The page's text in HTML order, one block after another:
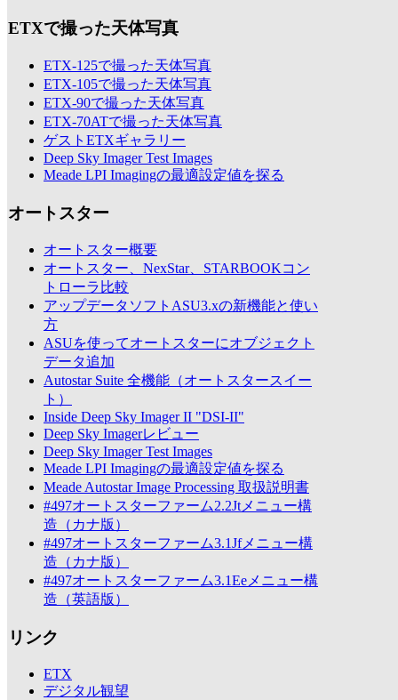
ETXで撮った天体写真
ETX-125で撮った天体写真
ETX-105で撮った天体写真
ETX-90で撮った天体写真
ETX-70ATで撮った天体写真
ゲストETXギャラリー
Deep Sky Imager Test Images
Meade LPI Imagingの最適設定値を探る
オートスター
オートスター概要
オートスター、NexStar、STARBOOKコン
トローラ比較
アップデータソフトASU3.xの新機能と使い
方
ASUを使ってオートスターにオブジェクト
データ追加
Autostar Suite 全機能（オートスタースイー
ト）
Inside Deep Sky Imager II "DSI-II"
Deep Sky Imagerレビュー
Deep Sky Imager Test Images
Meade LPI Imagingの最適設定値を探る
Meade Autostar Image Processing 取扱説明書
#497オートスターファーム2.2Jtメニュー構
造（カナ版）
#497オートスターファーム3.1Jfメニュー構
造（カナ版）
#497オートスターファーム3.1Eeメニュー構
造（英語版）
リンク
ETX
デジタル観望